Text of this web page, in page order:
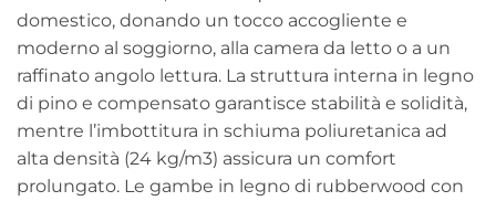
domestico, donando un tocco accogliente e
moderno al soggiorno, alla camera da letto o a un
raffinato angolo lettura. La struttura interna in legno
di pino e compensato garantisce stabilità e solidità,
mentre l’imbottitura in schiuma poliuretanica ad
alta densità (24 kg/m3) assicura un comfort
prolungato. Le gambe in legno di rubberwood con